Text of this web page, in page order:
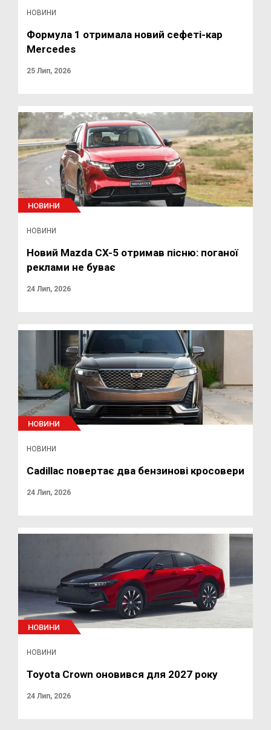
НОВИНИ
Формула 1 отримала новий сефеті-кар
Mercedes
25 Лип, 2026
НОВИНИ
НОВИНИ
Новий Mazda CX-5 отримав пісню: поганої
реклами не буває
24 Лип, 2026
НОВИНИ
НОВИНИ
Cadillac повертає два бензинові кросовери
24 Лип, 2026
НОВИНИ
НОВИНИ
Toyota Crown оновився для 2027 року
24 Лип, 2026